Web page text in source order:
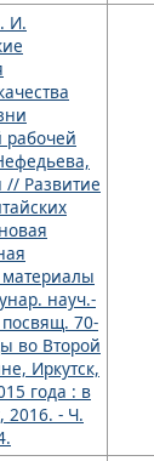
И.
рабочей
// Развитие
материалы
науч.-
70-
во Второй
Иркутск,
года : в
2016. - Ч.